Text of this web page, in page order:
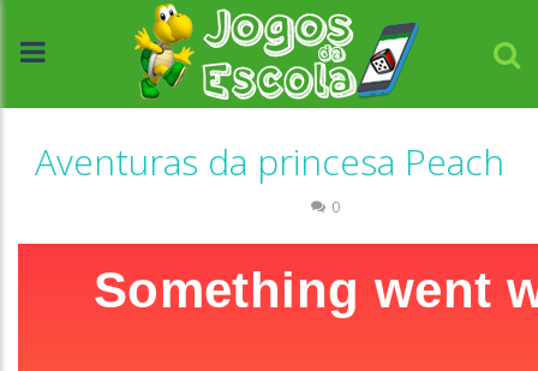
Aventuras da princesa Peach
0